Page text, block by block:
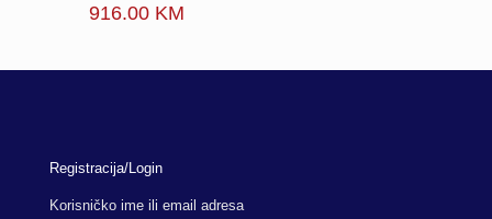
916.00 KM
Registracija/Login
Korisničko ime ili email adresa